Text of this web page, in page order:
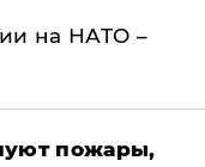
на НАТО –
пожары,